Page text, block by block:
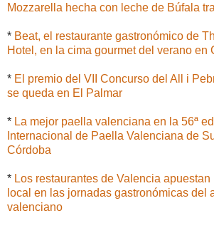
Mozzarella hecha con leche de Búfala
* Beat, el restaurante gastronómico de
Hotel, en la cima gourmet del verano en
* El premio del VII Concurso del All i
se queda en El Palmar
* La mejor paella valenciana en la 56ª
Internacional de Paella Valenciana de
Córdoba
* Los restaurantes de Valencia
local en las jornadas gastronómicas del
valenciano